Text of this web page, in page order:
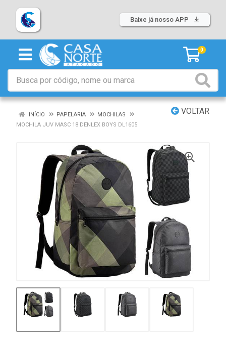
Baixe já nosso APP
0
VOLTAR
INÍCIO PAPELARIA
MOCHILAS
MOCHILA JUV MASC 18 DENLEX BOYS DL1605